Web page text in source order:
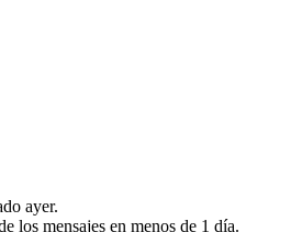
ayer.
los mensajes en menos de 1 día.